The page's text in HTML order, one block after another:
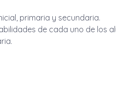
primaria y secundaria.
de cada uno de los